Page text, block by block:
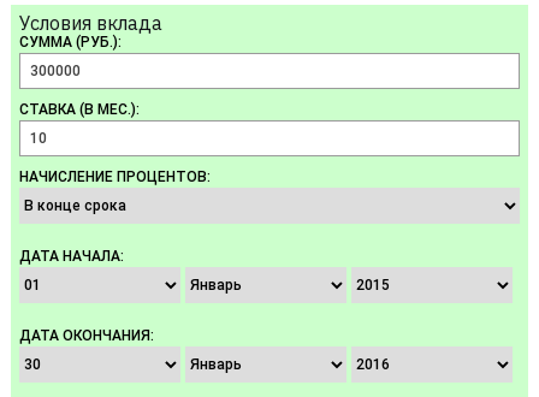
Условия вклада
СУММА (РУБ.):
СТАВКА (В МЕС.):
НАЧИСЛЕНИЕ ПРОЦЕНТОВ:
ДАТА НАЧАЛА:
ДАТА ОКОНЧАНИЯ: